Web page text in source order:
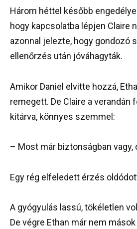
Három héttel később
hogy kapcsolatba lépjen Claire
azonnal jelezte, hogy gondozó
ellenőrzés után jóváhagyták.
Amikor Daniel elvitte hozzá,
remegett. De Claire a verandán
kitárva, könnyes szemmel:
– Most már biztonságban vagy,
Egy rég elfeledett érzés
A gyógyulás lassú, tökéletlen
De végre Ethan már nem